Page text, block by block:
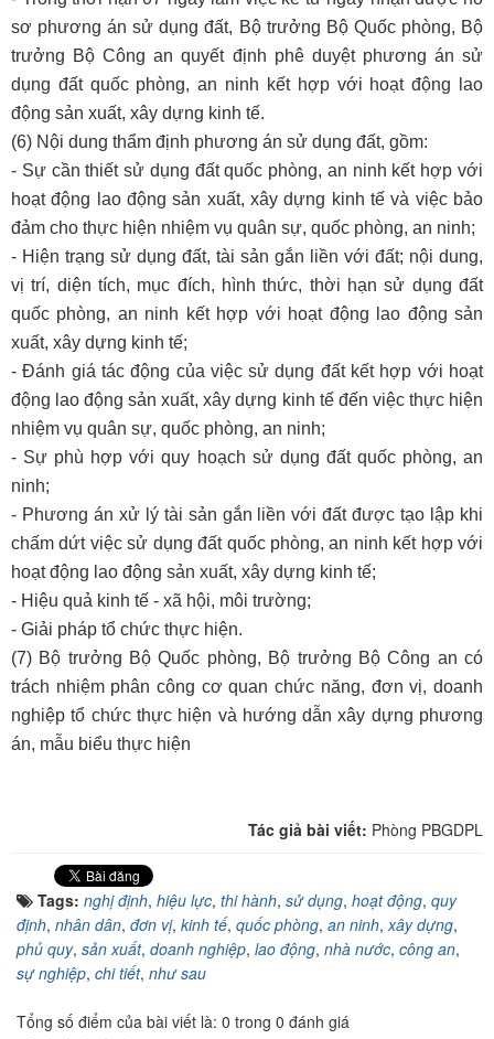
sơ phương án sử dụng đất, Bộ trưởng Bộ Quốc phòng, Bộ
trưởng Bộ Công an quyết định phê duyệt phương án sử
dụng đất quốc phòng, an ninh kết hợp với hoạt động lao
động sản xuất, xây dựng kinh tế.
(6) Nội dung thẩm định phương án sử dụng đất, gồm:
- Sự cần thiết sử dụng đất quốc phòng, an ninh kết hợp với
hoạt động lao động sản xuất, xây dựng kinh tế và việc bảo
đảm cho thực hiện nhiệm vụ quân sự, quốc phòng, an ninh;
- Hiện trạng sử dụng đất, tài sản gắn liền với đất; nội dung,
vị trí, diện tích, mục đích, hình thức, thời hạn sử dụng đất
quốc phòng, an ninh kết hợp với hoạt động lao động sản
xuất, xây dựng kinh tế;
- Đánh giá tác động của việc sử dụng đất kết hợp với hoạt
động lao động sản xuất, xây dựng kinh tế đến việc thực hiện
nhiệm vụ quân sự, quốc phòng, an ninh;
- Sự phù hợp với quy hoạch sử dụng đất quốc phòng, an
ninh;
- Phương án xử lý tài sản gắn liền với đất được tạo lập khi
chấm dứt việc sử dụng đất quốc phòng, an ninh kết hợp với
hoạt động lao động sản xuất, xây dựng kinh tế;
- Hiệu quả kinh tế - xã hội, môi trường;
- Giải pháp tổ chức thực hiện.
(7) Bộ trưởng Bộ Quốc phòng, Bộ trưởng Bộ Công an có
trách nhiệm phân công cơ quan chức năng, đơn vị, doanh
nghiệp tổ chức thực hiện và hướng dẫn xây dựng phương
án, mẫu biểu thực hiện
Tác giả bài viết: Phòng PBGDPL
Tags: nghị định, hiệu lực, thi hành, sử dụng, hoạt động, quy
định, nhân dân, đơn vị, kinh tế, quốc phòng, an ninh,xây dựng,
phủ quy, sản xuất, doanh nghiệp, lao động, nhà nước, công an,
sự nghiệp, chi tiết, như sau
Tổng số điểm của bài viết là: 0 trong 0 đánh giá